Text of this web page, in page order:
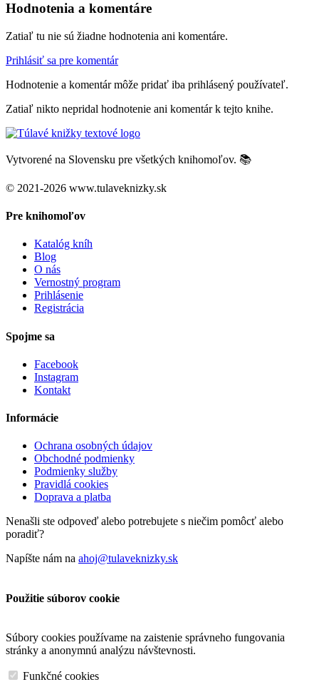
Hodnotenia a komentáre
Zatiaľ tu nie sú žiadne hodnotenia ani komentáre.
Prihlásiť sa pre komentár
Hodnotenie a komentár môže pridať iba prihlásený používateľ.
Zatiaľ nikto nepridal hodnotenie ani komentár k tejto knihe.
Vytvorené na Slovensku pre všetkých knihomoľov. 📚
© 2021-2026 www.tulaveknizky.sk
Pre knihomoľov
Katalóg kníh
Blog
O nás
Vernostný program
Prihlásenie
Registrácia
Spojme sa
Facebook
Instagram
Kontakt
Informácie
Ochrana osobných údajov
Obchodné podmienky
Podmienky služby
Pravidlá cookies
Doprava a platba
Nenašli ste odpoveď alebo potrebujete s niečim pomôcť alebo
poradiť?
Napíšte nám na ahoj@tulaveknizky.sk
Použitie súborov cookie
Súbory cookies používame na zaistenie správneho fungovania
stránky a anonymnú analýzu návštevnosti.
Funkčné cookies